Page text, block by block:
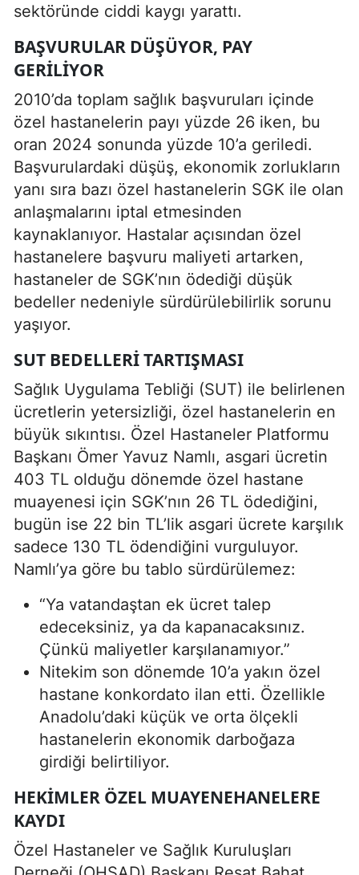
sektöründe ciddi kaygı yarattı.
BAŞVURULAR DÜŞÜYOR, PAY
GERILIYOR
2010’da toplam sağlık başvuruları içinde
özel hastanelerin payı yüzde 26 iken, bu
oran 2024 sonunda yüzde 10’a geriledi.
Başvurulardaki düşüş, ekonomik zorlukların
yanı sıra bazı özel hastanelerin SGK ile olan
anlaşmalarını iptal etmesinden
kaynaklanıyor. Hastalar açısından özel
hastanelere başvuru maliyeti artarken,
hastaneler de SGK’nın ödediği düşük
bedeller nedeniyle sürdürülebilirlik sorunu
yaşıyor.
SUT BEDELLERI TARTIŞMASI
Sağlık Uygulama Tebliği (SUT) ile belirlenen
ücretlerin yetersizliği, özel hastanelerin en
büyük sıkıntısı. Özel Hastaneler Platformu
Başkanı Ömer Yavuz Namlı, asgari ücretin
403 TL olduğu dönemde özel hastane
muayenesi için SGK’nın 26 TL ödediğini,
bugün ise 22 bin TL’lik asgari ücrete karşılık
sadece 130 TL ödendiğini vurguluyor.
Namlı’ya göre bu tablo sürdürülemez:
“Ya vatandaştan ek ücret talep
edeceksiniz, ya da kapanacaksınız.
Çünkü maliyetler karşılanamıyor.”
Nitekim son dönemde 10’a yakın özel
hastane konkordato ilan etti. Özellikle
Anadolu’daki küçük ve orta ölçekli
hastanelerin ekonomik darboğaza
girdiği belirtiliyor.
HEKIMLER ÖZEL MUAYENEHANELERE
KAYDI
Özel Hastaneler ve Sağlık Kuruluşları